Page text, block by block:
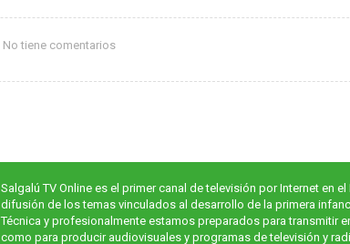
No tiene comentarios
Salgalú TV Online es el primer canal de televisión por Internet en
difusión de los temas vinculados al desarrollo de la primera
Técnica y profesionalmente estamos preparados para transmitir
como para producir audiovisuales y programas de televisión y